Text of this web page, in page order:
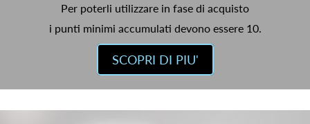
Per poterli utilizzare in fase di acquisto
i punti minimi accumulati devono essere 10.
SCOPRI DI PIU'